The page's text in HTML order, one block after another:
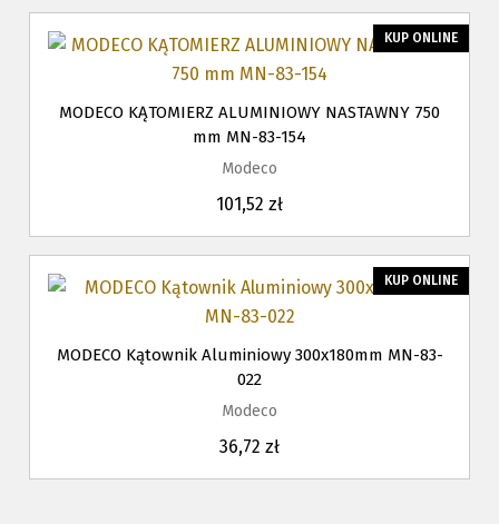
MODECO KĄTOMIERZ ALUMINIOWY NASTAWNY 750
mm MN-83-154
Modeco
101,52 zł
KUP ONLINE
MODECO Kątownik Aluminiowy 300x180mm MN-83-
022
Modeco
36,72 zł
KUP ONLINE